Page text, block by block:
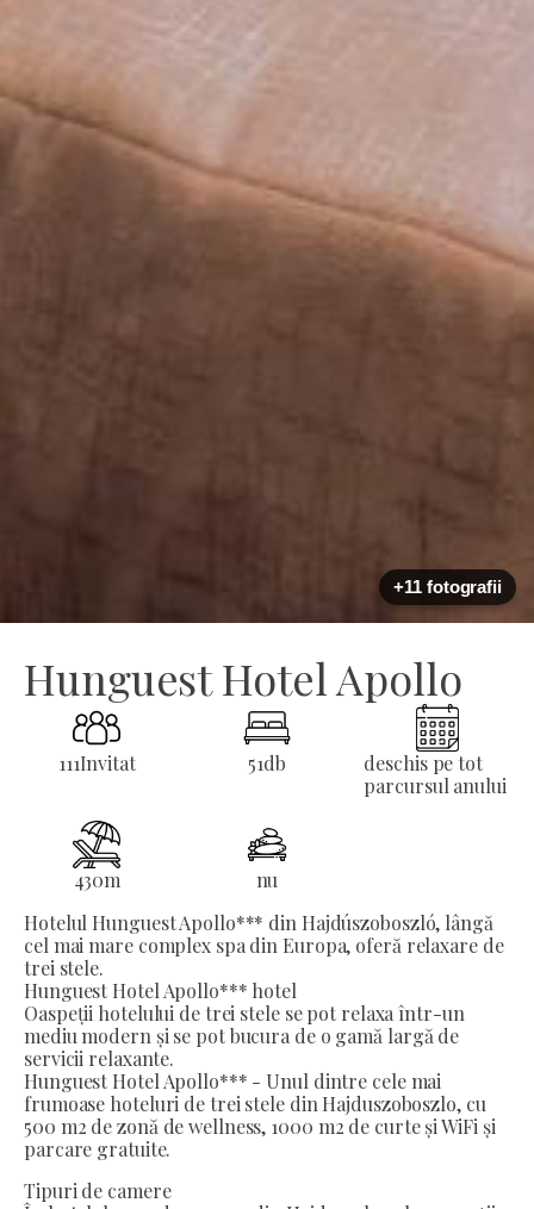
+11 fotografii
Hunguest Hotel Apollo
111Invitat 51db
deschis pe tot
parcursul anului
430m
nu
Hotelul Hunguest Apollo*** din Hajdúszoboszló, lângă
cel mai mare complex spa din Europa, oferă relaxare de
trei stele.
Hunguest Hotel Apollo*** hotel
Oaspeții hotelului de trei stele se pot relaxa într-un
mediu modern și se pot bucura de o gamă largă de
servicii relaxante.
Hunguest Hotel Apollo*** - Unul dintre cele mai
frumoase hoteluri de trei stele din Hajduszoboszlo, cu
500 m2 de zonă de wellness, 1000 m2 de curte și WiFi și
parcare gratuite.
Tipuri de camere